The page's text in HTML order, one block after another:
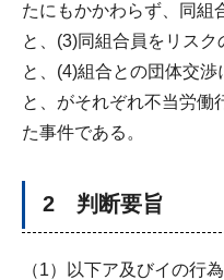
たにもかかわらず、同組
と、(3)同組合員をリス
と、(4)組合との団体交
と、がそれぞれ不当労働
た事件である。
2 判断要旨
（1）以下ア及びイの行